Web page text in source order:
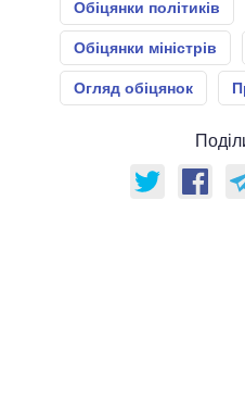
Обіцянки політиків
Обіцянки міністрів
Огляд обіцянок